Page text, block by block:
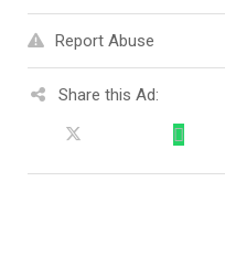
Report Abuse
Share this Ad: